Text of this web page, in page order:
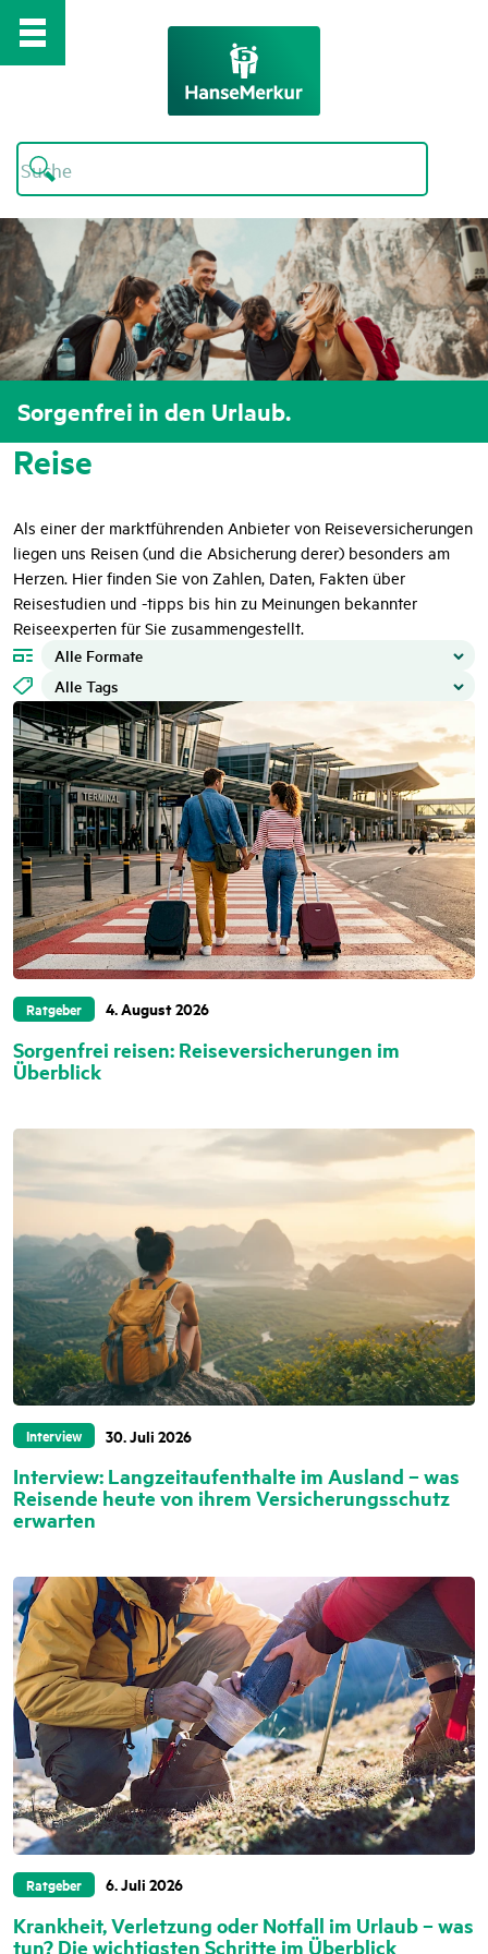
Sorgenfrei in den Urlaub.
Reise
Als einer der marktführenden Anbieter von Reiseversicherungen
liegen uns Reisen (und die Absicherung derer) besonders am
Herzen. Hier finden Sie von Zahlen, Daten, Fakten über
Reisestudien und -tipps bis hin zu Meinungen bekannter
Reiseexperten für Sie zusammengestellt.
Alle Formate
Alle Tags
Ratgeber 4. August 2026
Sorgenfrei reisen: Reiseversicherungen im
Überblick
Interview 30. Juli 2026
Interview: Langzeitaufenthalte im Ausland – was
Reisende heute von ihrem Versicherungsschutz
erwarten
Ratgeber 6. Juli 2026
Krankheit, Verletzung oder Notfall im Urlaub – was
tun? Die wichtigsten Schritte im Überblick